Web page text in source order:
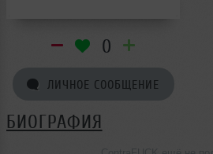
0
ЛИЧНОЕ СООБЩЕНИЕ
БИОГРАФИЯ